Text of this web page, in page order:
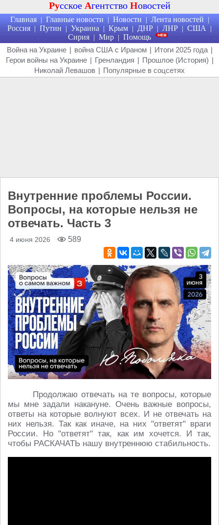
Русское Агентство Новостей
Главная | Главные новости | Новости | Лента новостей |
Россия | Путин | Украина | Крым | ДНР | ЛНР | США |
Сирия | Мир | Помощь
Война на Украине | война США с Ираном | Итоги 2025 года |
Герои войны на Украине | Гренландия | Прошлое (История) |
Николай Левашов | Популярные в соцсетях
Внутренние проблемы России.
Вопросы, на которые нельзя не
отвечать. Часть 3
4 июня 2026 589
Продолжаю отвечать на те вопросы, которые
мы мне задали накануне. Очень важные вопросы,
ответы на которые волнуют всех. И не отвечать на
них нельзя. Так как иначе, на них "ответят" враги
России. Но "ответят" так, как им хочется. И так,
чтобы РАСКАЧАТЬ нашу внутреннюю стабильность.